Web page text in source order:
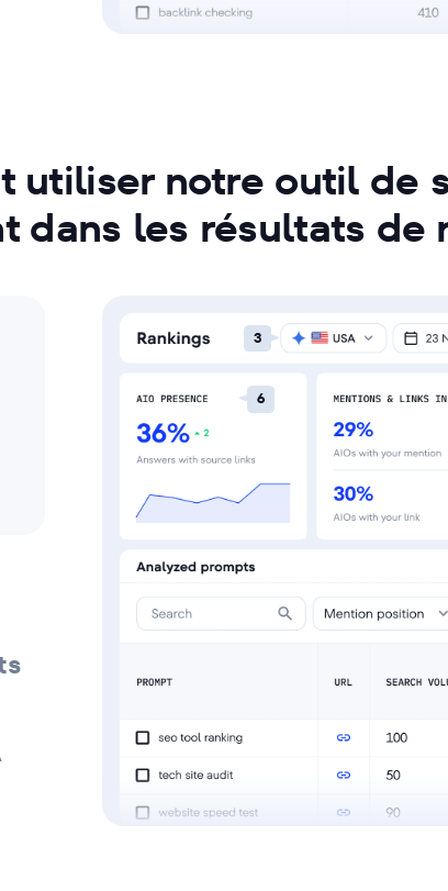
utiliser notre outil de
dans les résultats de
3
6